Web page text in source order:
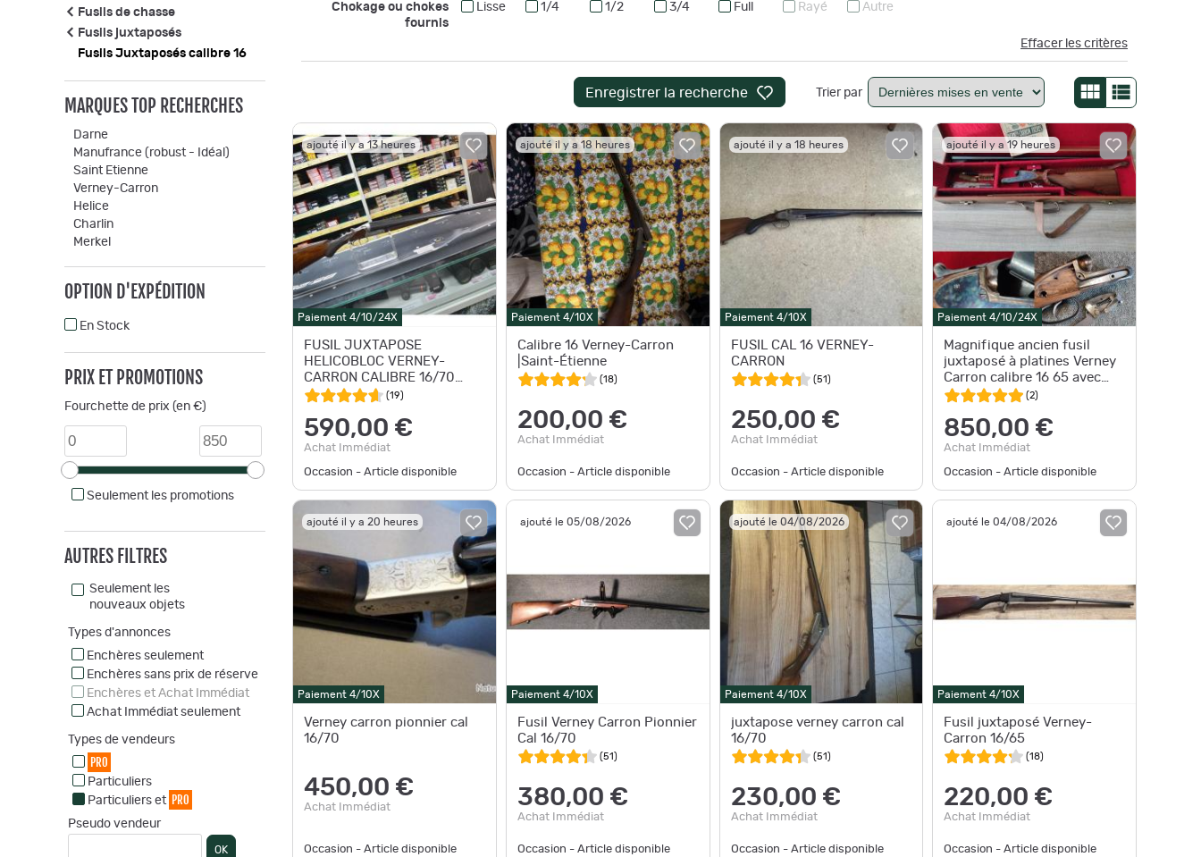
Fusils de chasse
Fusils juxtaposés
Fusils Juxtaposés calibre 16
MARQUES TOP RECHERCHES
Darne
Manufrance (robust - Idéal)
Saint Etienne
Verney-Carron
Helice
Charlin
Merkel
OPTION D'EXPÉDITION
En Stock
PRIX ET PROMOTIONS
Fourchette de prix (en €)
Seulement les promotions
AUTRES FILTRES
Seulement les
nouveaux objets
Types d'annonces
Enchères seulement
Enchères sans prix de réserve
Enchères et Achat Immédiat
Achat Immédiat seulement
Types de vendeurs
PRO
Particuliers
Particuliers et PRO
Pseudo vendeur
OK
Chokage ou chokes
fournis
Lisse 1/4 1/2 3/4 Full Rayé Autre
Effacer les critères
Enregistrer la recherche Trier par
ajouté il y a 13 heures
Paiement 4/10/24X
FUSIL JUXTAPOSE
HELICOBLOC VERNEY-
CARRON CALIBRE 16/70
CANON DE 71 CM
(19)
590,00 €
Achat Immédiat
Occasion - Article disponible
ajouté il y a 18 heures
Paiement 4/10X
Calibre 16 Verney-Carron
|Saint-Étienne
(18)
200,00 €
Achat Immédiat
Occasion - Article disponible
ajouté il y a 18 heures
Paiement 4/10X
FUSIL CAL 16 VERNEY-
CARRON
(51 )
250,00 €
Achat Immédiat
Occasion - Article disponible
ajouté il y a 19 heures
Paiement 4/10/24X
Magnifique ancien fusil
juxtaposé à platines Verney
Carron calibre 16 65 avec
malette catégorie C1C
(2)
850,00 €
Achat Immédiat
Occasion - Article disponible
ajouté il y a 20 heures
Paiement 4/10X
Verney carron pionnier cal
16/70
450,00 €
Achat Immédiat
Occasion - Article disponible
ajouté le 05/08/2026
Paiement 4/10X
Fusil Verney Carron Pionnier
Cal 16/70
(51 )
380,00 €
Achat Immédiat
Occasion - Article disponible
ajouté le 04/08/2026
Paiement 4/10X
juxtapose verney carron cal
16/70
(51 )
230,00 €
Achat Immédiat
Occasion - Article disponible
ajouté le 04/08/2026
Paiement 4/10X
Fusil juxtaposé Verney-
Carron 16/65
(18)
220,00 €
Achat Immédiat
Occasion - Article disponible